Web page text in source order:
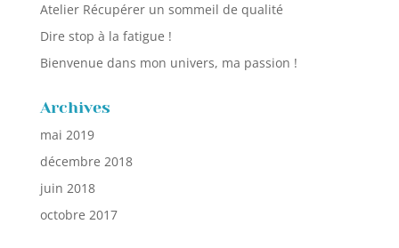
Atelier Récupérer un sommeil de qualité
Dire stop à la fatigue !
Bienvenue dans mon univers, ma passion !
Archives
mai 2019
décembre 2018
juin 2018
octobre 2017